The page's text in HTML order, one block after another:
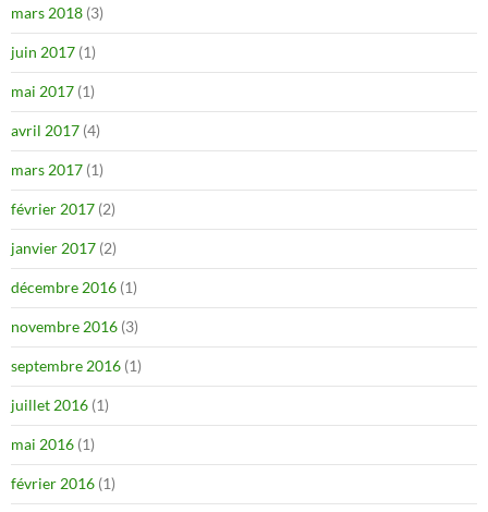
mars 2018 (3)
juin 2017 (1)
mai 2017 (1)
avril 2017 (4)
mars 2017 (1)
février 2017 (2)
janvier 2017 (2)
décembre 2016 (1)
novembre 2016 (3)
septembre 2016 (1)
juillet 2016 (1)
mai 2016 (1)
février 2016 (1)